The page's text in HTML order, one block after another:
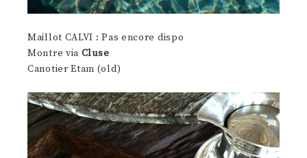
Maillot CALVI : Pas encore dispo
Montre via Cluse
Canotier Etam (old)